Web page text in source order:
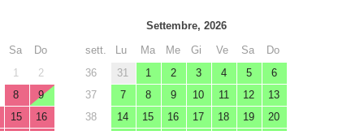
Sa
Do
1
2
8
9
15
16
Settembre, 2026
sett.
Lu Ma Me Gi Ve Sa
Do
36
31 1 2 3 4 5
6
37
7 8 9 10 11 12
13
38
14 15 16 17 18 19
20